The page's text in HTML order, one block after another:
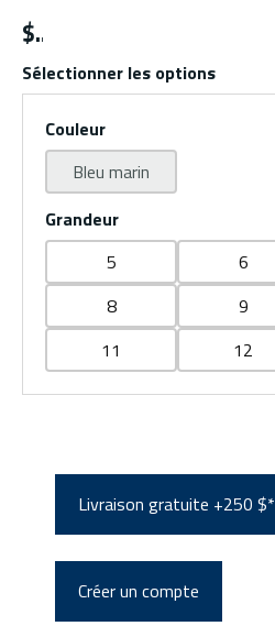
$
Sélectionner les options
Couleur
Bleu marin
Grandeur
5
6
8
9
11
12
Livraison gratuite +250 $*
Créer un compte